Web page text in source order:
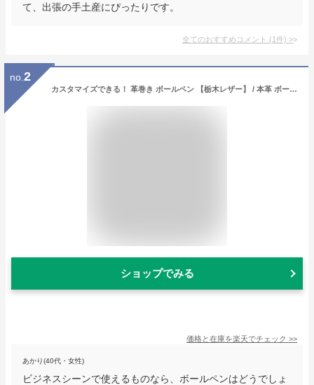
て、出張の手土産にぴったりです。
全てのおすすめコメント (1件) >
no. 2
カスタマイズできる！ 革巻き ボールペン 【栃木レザー】 / 本革 ボールペン 革 / ペン 筆記具 / 日本製 手作り / ヌメ革 / コンパクト おしゃれ シンプル ビジネス用 ギフト 贈り物 / 名入れ 可能 /
ショップでみる
価格と在庫を楽天でチェック >>
あかり(40代・女性)
ビジネスシーンで使えるものなら、ボールペンはどうでしょ